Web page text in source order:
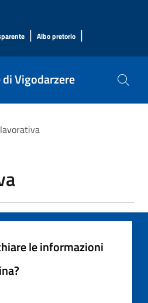
| Albo pretorio |
Vigodarzere
le informazioni